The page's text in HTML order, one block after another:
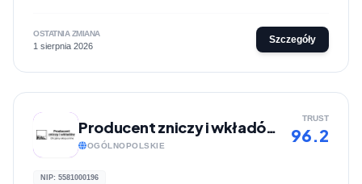
OSTATNIA ZMIANA
1 sierpnia 2026
Szczegóły
Producent zniczy i wkładów RAL
OGÓLNOPOLSKIE
TRUST
96.2
NIP: 5581000196